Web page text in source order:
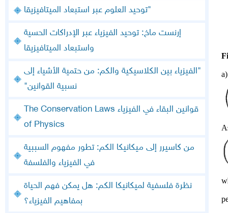
"توحيد العلوم عبر استبعاد الميتافيزيقا
إرنست ماخ: توحيد الفيزياء عبر الإدراكات الحسية
واستبعاد الميتافيزيقا
"الفيزياء بين الكلاسيكية والكم: من حتمية الأشياء إلى
نسبية القوانين"
قوانين البقاء في الفيزياء The Conservation Laws
of Physics
من كاسيرر إلى ميكانيكا الكم: تطور مفهوم السببية
في الفيزياء والفلسفة
نظرة فلسفية لميكانيكا الكم: هل يمكن فهم الحياة
بمفاهيم الفيزياء؟